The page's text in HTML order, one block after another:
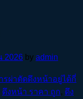
2026 by admin
รผ่าตัดดึงหน้าอยู่ได้กี่
ดึงหน้า ราคา ถูก, ดึง